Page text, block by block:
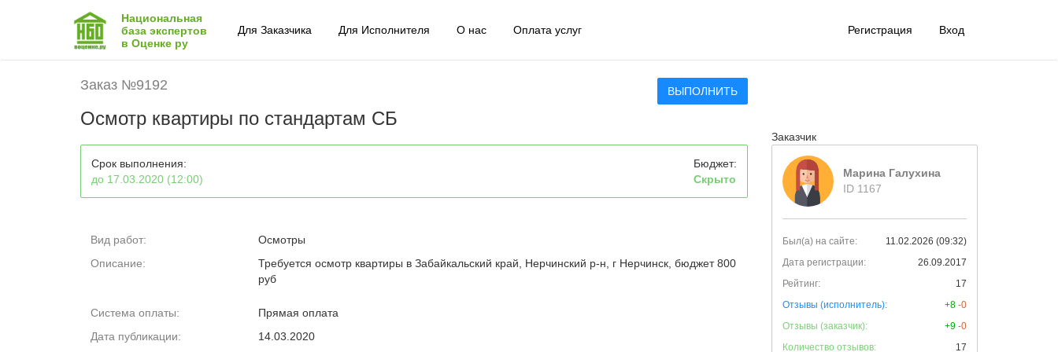
Национальная
база экспертов
в Оценке ру
Для Заказчика Для Исполнителя О нас Оплата услуг Регистрация Вход
Заказ №9192 ВЫПОЛНИТЬ
Осмотр квартиры по стандартам СБ
Срок выполнения:
до 17.03.2020 (12:00)
Бюджет:
Скрыто
Вид работ:
Осмотры
Описание:
Требуется осмотр квартиры в Забайкальский край, Нерчинский р-н, г Нерчинск, бюджет 800
руб
Система оплаты:
Прямая оплата
Дата публикации:
14.03.2020
Заказчик
Марина Галухина
ID 1167
Был(а) на сайте:
11.02.2026 (09:32)
Дата регистрации:
26.09.2017
Рейтинг:
17
Отзывы (исполнитель):
+8 -0
Отзывы (заказчик):
+9 -0
Количество отзывов:
17